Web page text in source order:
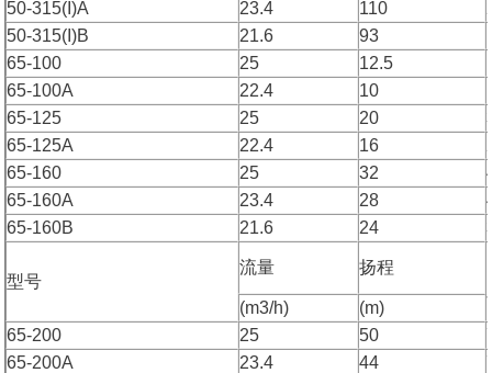
50-315(I)A
23.4 110
50-315(I)B
21.6 93
65-100
25 12.5
65-100A
22.4 10
65-125
25 20
65-125A
22.4 16
65-160
25 32
65-160A
23.4 28
65-160B
21.6 24
型号
流量 扬程
(m3/h)
(m)
65-200
25 50
65-200A
23.4 44